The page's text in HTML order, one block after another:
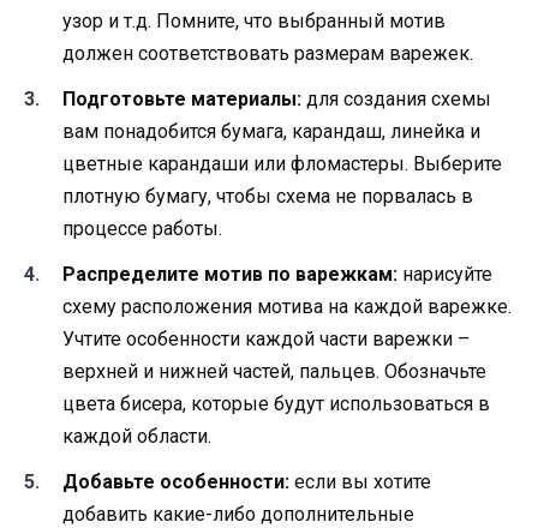
узор и т.д. Помните, что выбранный мотив
должен соответствовать размерам варежек.
Подготовьте материалы: для создания схемы
вам понадобится бумага, карандаш, линейка и
цветные карандаши или фломастеры. Выберите
плотную бумагу, чтобы схема не порвалась в
процессе работы.
Распределите мотив по варежкам: нарисуйте
схему расположения мотива на каждой варежке.
Учтите особенности каждой части варежки –
верхней и нижней частей, пальцев. Обозначьте
цвета бисера, которые будут использоваться в
каждой области.
Добавьте особенности: если вы хотите
добавить какие-либо дополнительные